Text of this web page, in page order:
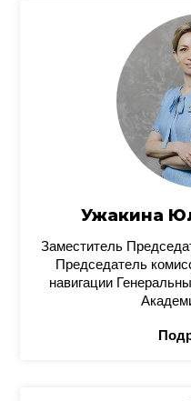
Ужакина
Заместитель
Председатель
навигации